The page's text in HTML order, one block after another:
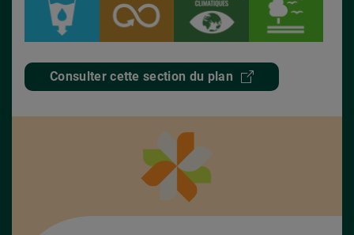
Consulter cette section du plan